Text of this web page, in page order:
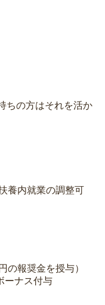
ちの方はそれを活か
養内就業の調整可
の報奨金を授与）
ーナス付与